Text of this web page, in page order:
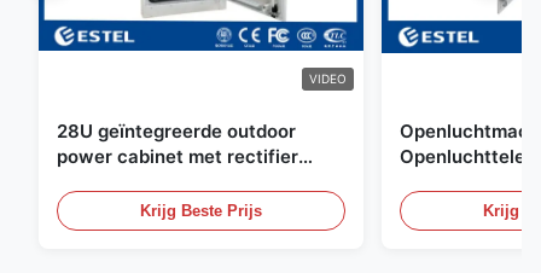
VIDEO
28U geïntegreerde outdoor
power cabinet met rectifier
energieopslag behuizing
Krijg Beste Prijs Krijg